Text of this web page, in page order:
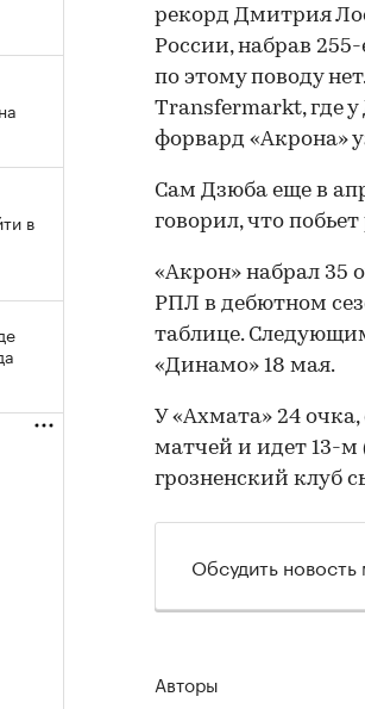
рекорд Дмитрия
России, набрав
по этому поводу
Transfermarkt, где
форвард «Акрона»
Сам Дзюба еще в
говорил, что
«Акрон» набрал 35
РПЛ в дебютном
таблице.
«Динамо» 18 мая.
У «Ахмата» 24
матчей и идет 13-м
грозненский клуб
Обсудить
Авторы
в